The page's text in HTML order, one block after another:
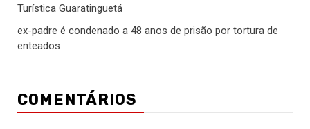
Turística Guaratinguetá
ex-padre é condenado a 48 anos de prisão por tortura de
enteados
COMENTÁRIOS